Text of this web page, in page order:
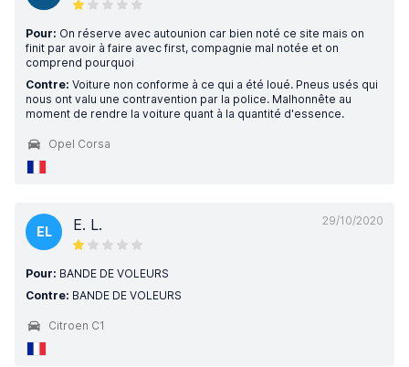
Pour: On réserve avec autounion car bien noté ce site mais on
finit par avoir à faire avec first, compagnie mal notée et on
comprend pourquoi
Contre: Voiture non conforme à ce qui a été loué. Pneus usés qui
nous ont valu une contravention par la police. Malhonnête au
moment de rendre la voiture quant à la quantité d'essence.
Opel Corsa
29/10/2020
EL E. L.
Pour: BANDE DE VOLEURS
Contre: BANDE DE VOLEURS
Citroen C1